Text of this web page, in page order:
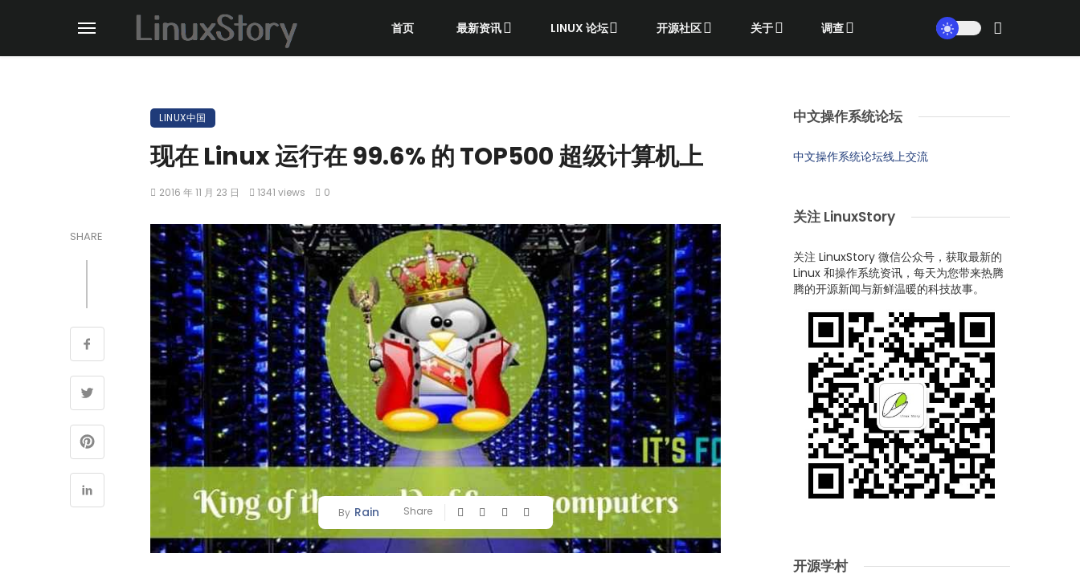
首页 最新资讯 LINUX 论坛 开源社区 关于 调查
LINUX中国
现在 Linux 运行在 99.6% 的 TOP500 超级计算机上
2016 年 11 月 23 日 1341 views 0
SHARE
By Rain Share
中文操作系统论坛
中文操作系统论坛线上交流
关注 LinuxStory
关注 LinuxStory 微信公众号，获取最新的
Linux 和操作系统资讯，每天为您带来热腾
腾的开源新闻与新鲜温暖的科技故事。
开源学村